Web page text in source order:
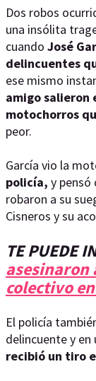
Dos robos
una insólita
cuando José
delincuentes
ese mismo
amigo salieron
motochorros
peor.
García vio la
policía, y pensó
robaron a su
Cisneros y su
TE PUEDE
asesinaron
colectivo
El policía
delincuente y
recibió un tiro